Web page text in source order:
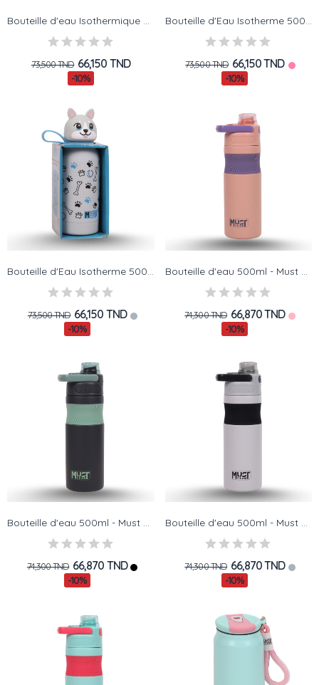
Bouteille d'eau Isothermique 500ml - Must Team...
73,500 TND 66,150 TND
-10%
Bouteille d'Eau Isotherme 500ml - Must Team -...
73,500 TND 66,150 TND
-10%
Bouteille d'Eau Isotherme 500ml - Must Team -...
73,500 TND 66,150 TND
-10%
Bouteille d'eau 500ml - Must Team - Stainless...
74,300 TND 66,870 TND
-10%
Bouteille d'eau 500ml - Must Team - Stainless...
74,300 TND 66,870 TND
-10%
Bouteille d'eau 500ml - Must Team - Stainless...
74,300 TND 66,870 TND
-10%